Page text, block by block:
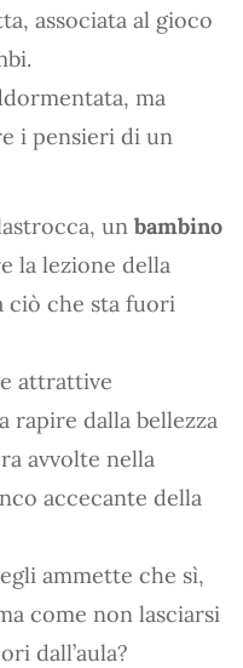
associata al gioco
ma
i pensieri di un
un bambino
la lezione della
ciò che sta fuori
attrattive
rapire dalla bellezza
avvolte nella
accecante della
ammette che sì,
come non lasciarsi
dall’aula?